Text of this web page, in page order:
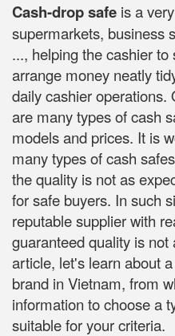
Cash-drop safe is a
supermarkets, business
..., helping the cashier
arrange money neatly
daily cashier
are many types of cash
models and prices. It is
many types of cash
the quality is not as
for safe buyers. In such
reputable supplier with
guaranteed quality is
article, let's learn about
brand in Vietnam, from
information to choose a
suitable for your criteria.